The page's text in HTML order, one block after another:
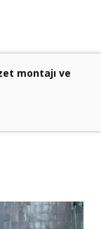
montajı ve